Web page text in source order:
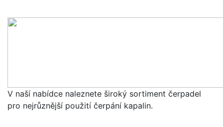
V naší nabídce naleznete široký sortiment čerpadel
pro nejrůznější použití čerpání kapalin.